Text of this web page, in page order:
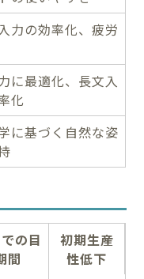
力の効率化、疲労
に最適化、長文入
化
に基づく自然な姿
の目
間
初期生産
性低下